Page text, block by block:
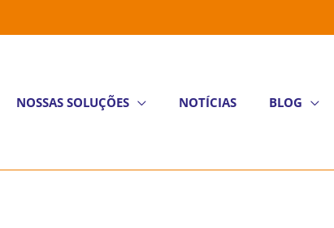
NOSSAS SOLUÇÕES NOTÍCIAS BLOG